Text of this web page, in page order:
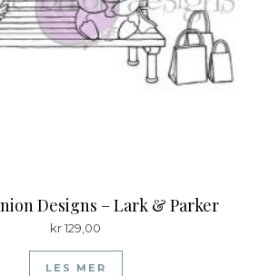
Designs – Lark & Parker
kr129,00
LES MER